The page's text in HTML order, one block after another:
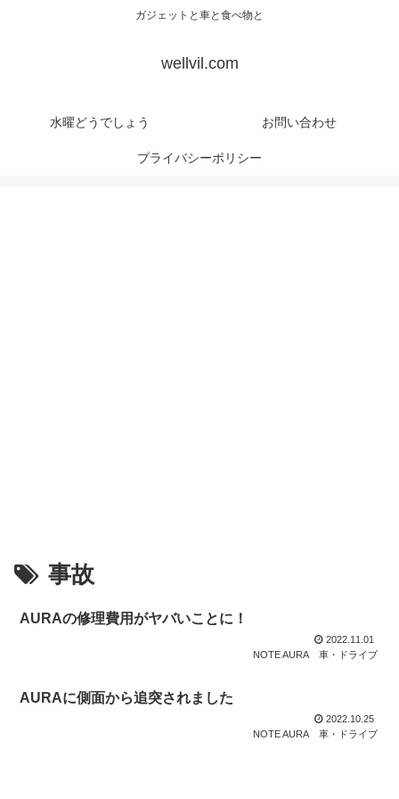
ガジェットと車と食べ物と
wellvil.com
水曜どうでしょう お問い合わせ
プライバシーポリシー
事故
AURAの修理費用がヤバいことに！
2022.11.01
NOTE AURA
車・ドライブ
AURAに側面から追突されました
2022.10.25
NOTE AURA
車・ドライブ